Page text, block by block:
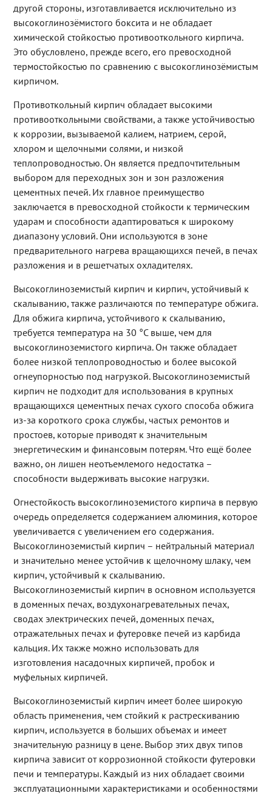
другой стороны, изготавливается исключительно из
высокоглинозёмистого боксита и не обладает
химической стойкостью противооткольного кирпича.
Это обусловлено, прежде всего, его превосходной
термостойкостью по сравнению с высокоглинозёмистым
кирпичом.
Противоткольный кирпич обладает высокими
противооткольными свойствами, а также устойчивостью
к коррозии, вызываемой калием, натрием, серой,
хлором и щелочными солями, и низкой
теплопроводностью. Он является предпочтительным
выбором для переходных зон и зон разложения
цементных печей. Их главное преимущество
заключается в превосходной стойкости к термическим
ударам и способности адаптироваться к широкому
диапазону условий. Они используются в зоне
предварительного нагрева вращающихся печей, в печах
разложения и в решетчатых охладителях.
Высокоглиноземистый кирпич и кирпич, устойчивый к
скалыванию, также различаются по температуре обжига.
Для обжига кирпича, устойчивого к скалыванию,
требуется температура на 30 °C выше, чем для
высокоглиноземистого кирпича. Он также обладает
более низкой теплопроводностью и более высокой
огнеупорностью под нагрузкой. Высокоглиноземистый
кирпич не подходит для использования в крупных
вращающихся цементных печах сухого способа обжига
из-за короткого срока службы, частых ремонтов и
простоев, которые приводят к значительным
энергетическим и финансовым потерям. Что ещё более
важно, он лишен неотъемлемого недостатка –
способности выдерживать высокие нагрузки.
Огнестойкость высокоглиноземистого кирпича в первую
очередь определяется содержанием алюминия, которое
увеличивается с увеличением его содержания.
Высокоглиноземистый кирпич – нейтральный материал
и значительно менее устойчив к щелочному шлаку, чем
кирпич, устойчивый к скалыванию.
Высокоглиноземистый кирпич в основном используется
в доменных печах, воздухонагревательных печах,
сводах электрических печей, доменных печах,
отражательных печах и футеровке печей из карбида
кальция. Их также можно использовать для
изготовления насадочных кирпичей, пробок и
муфельных кирпичей.
Высокоглиноземистый кирпич имеет более широкую
область применения, чем стойкий к растрескиванию
кирпич, используется в больших объемах и имеет
значительную разницу в цене. Выбор этих двух типов
кирпича зависит от коррозионной стойкости футеровки
печи и температуры. Каждый из них обладает своими
эксплуатационными характеристиками и особенностями